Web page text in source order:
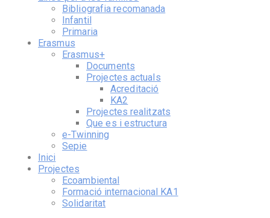
Bibliografia recomanada
Infantil
Primaria
Erasmus
Erasmus+
Documents
Projectes actuals
Acreditació
KA2
Projectes realitzats
Que es i estructura
e-Twinning
Sepie
Inici
Projectes
Ecoambiental
Formació internacional KA1
Solidaritat